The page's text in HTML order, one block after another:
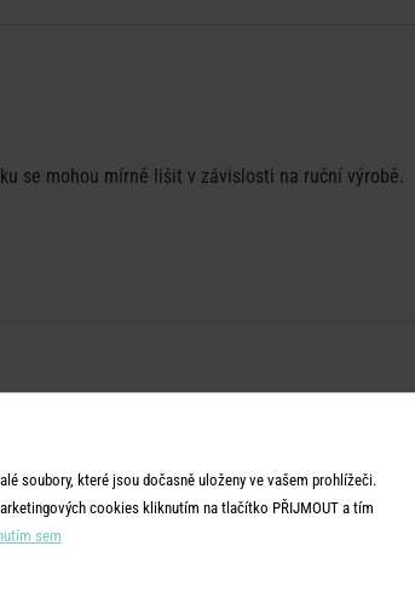
se mohou mírně lišit v závislosti na ruční výrobě.
soubory, které jsou dočasně uloženy ve vašem prohlížeči.
cookies kliknutím na tlačítko PŘIJMOUT a tím
sem